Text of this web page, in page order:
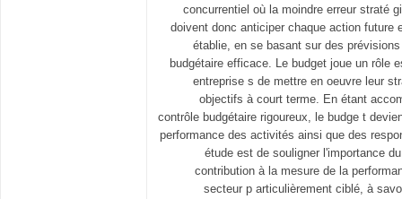
concurrentiel où la moindre erreur straté
doivent donc anticiper chaque action future
établie, en se basant sur des
budgétaire efficace. Le budget joue un rôle
entreprise s de mettre en oeuvre leur
objectifs à court terme. En étant
contrôle budgétaire rigoureux, le budge t
performance des activités ainsi que des
étude est de souligner l'importance
contribution à la mesure de la
secteur p articulièrement ciblé, à